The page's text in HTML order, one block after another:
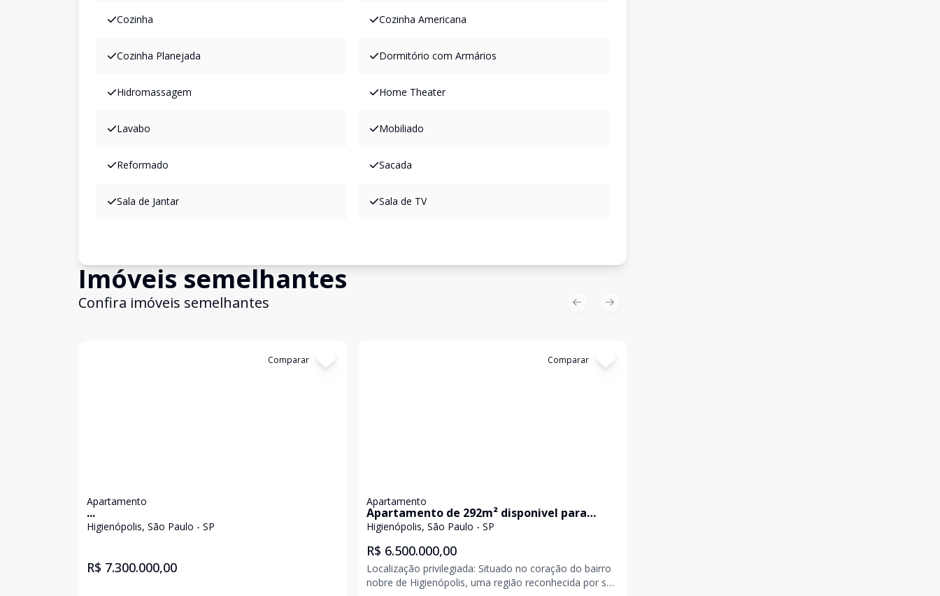
Cozinha Cozinha Americana
Cozinha Planejada Dormitório com Armários
Hidromassagem Home Theater
Lavabo Mobiliado
Reformado Sacada
Sala de Jantar Sala de TV
Imóveis semelhantes
Confira imóveis semelhantes
Comparar
Apartamento
...
Higienópolis, São Paulo - SP
R$ 7.300.000,00
Comparar
Apartamento
Apartamento de 292m² disponivel para
venda - Higienopolis
Higienópolis, São Paulo - SP
R$ 6.500.000,00
Localização privilegiada: Situado no coração do bairro
nobre de Higienópolis, uma região reconhecida por sua
Previous slide
Next slide